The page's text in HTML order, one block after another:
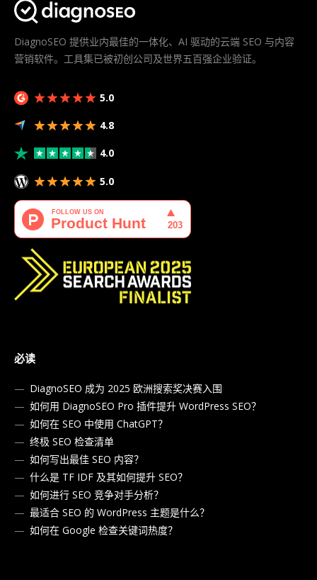
DiagnoSEO 提供业内最佳的一体化、AI 驱动的云端 SEO 与内容
营销软件。工具集已被初创公司及世界五百强企业验证。
5.0
4.8
4.0
5.0
必读
DiagnoSEO 成为 2025 欧洲搜索奖决赛入围
如何用 DiagnoSEO Pro 插件提升 WordPress SEO？
如何在 SEO 中使用 ChatGPT？
终极 SEO 检查清单
如何写出最佳 SEO 内容？
什么是 TF IDF 及其如何提升 SEO？
如何进行 SEO 竞争对手分析？
最适合 SEO 的 WordPress 主题是什么？
如何在 Google 检查关键词热度？